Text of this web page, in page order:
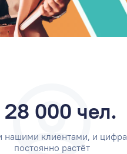
28 000 чел.
нашими клиентами, и цифра
постоянно растёт